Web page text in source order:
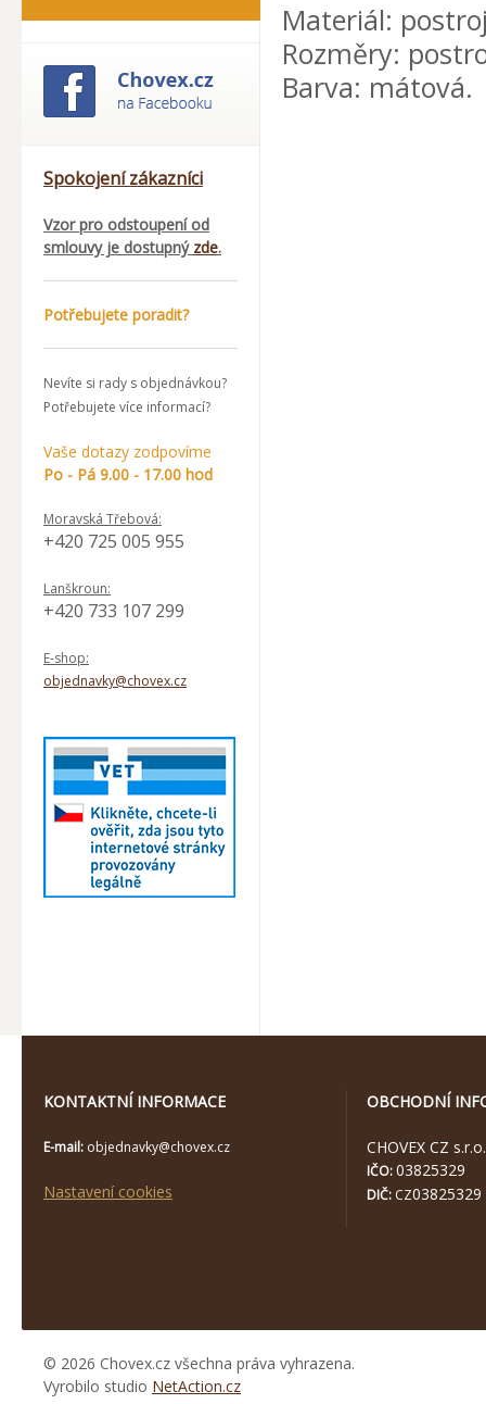
Spokojení zákazníci
Vzor pro odstoupení od
smlouvy je dostupný zde.
Potřebujete poradit?
Nevíte si rady s objednávkou?
Potřebujete více informací?
Vaše dotazy zodpovíme
Po - Pá 9.00 - 17.00 hod
Moravská Třebová:
+420 725 005 955
Lanškroun:
+420 733 107 299
E-shop:
objednavky@chovex.cz
Materiál:
Rozměry:
Barva: mátová.
KONTAKTNÍ INFORMACE
E-mail: objednavky@chovex.cz
Nastavení cookies
OBCHODNÍ
CHOVEX CZ s.r.o.
IČO:03825329
DIČ: CZ03825329
© 2026 Chovex.cz všechna práva vyhrazena.
Vyrobilo studio NetAction.cz